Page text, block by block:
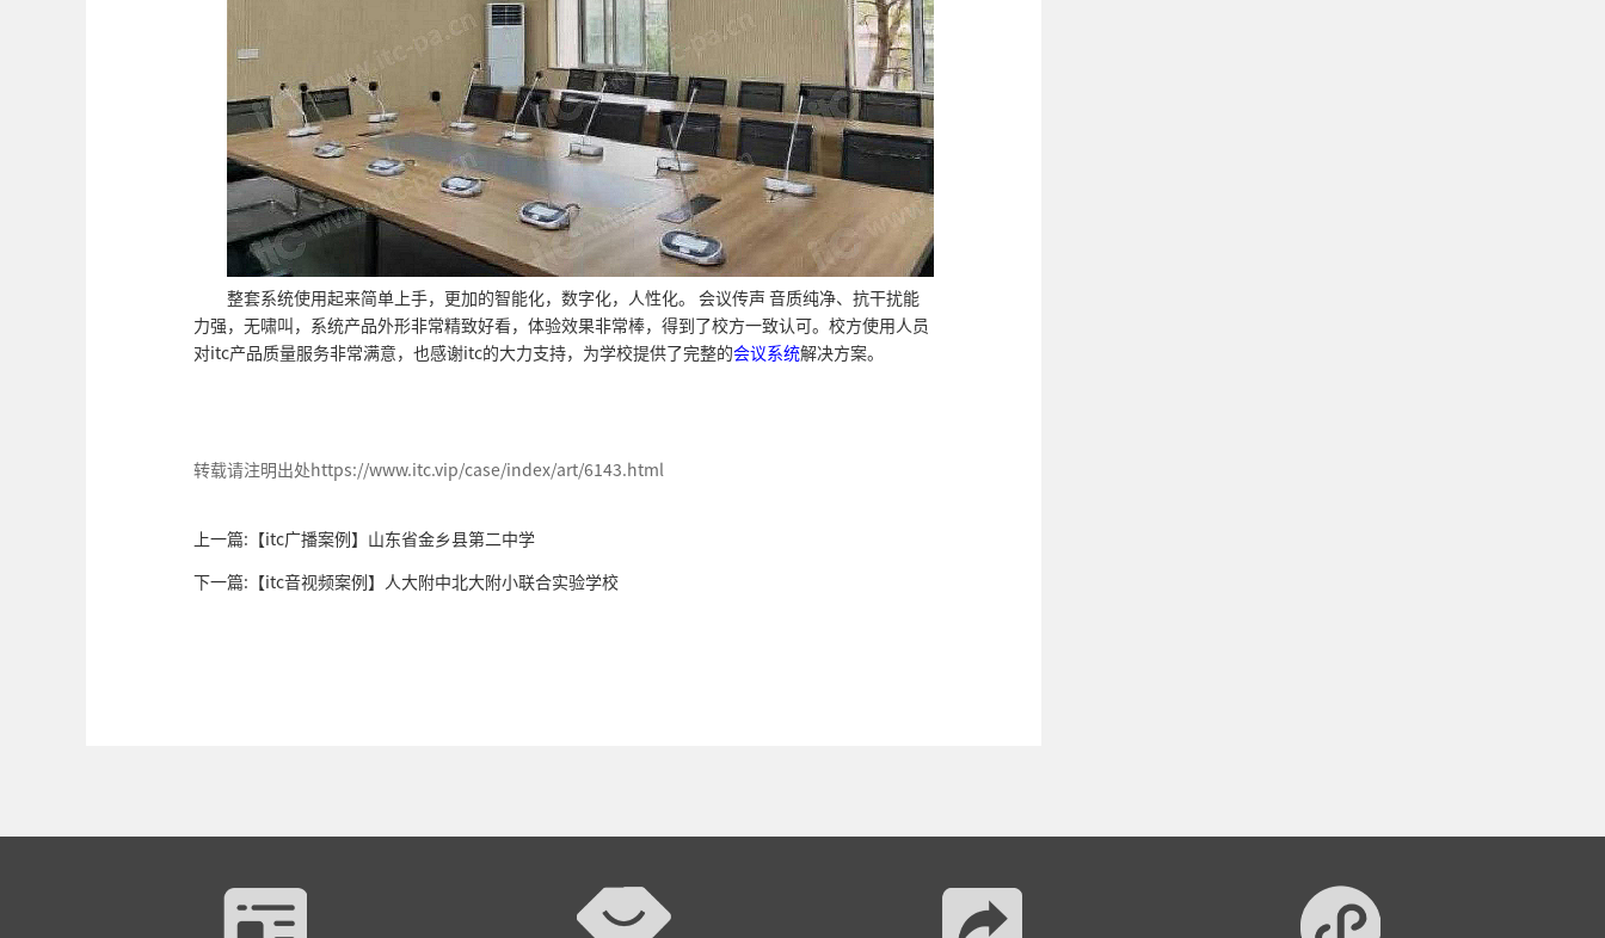
整套系统使用起来简单上手，更加的智能化，数字化，人性化。 会议传声 音质纯净、抗干扰能
力强，无啸叫，系统产品外形非常精致好看，体验效果非常棒，得到了校方一致认可。校方使用人员
对itc产品质量服务非常满意，也感谢itc的大力支持，为学校提供了完整的会议系统解决方案。
转载请注明出处https://www.itc.vip/case/index/art/6143.html
上一篇:【itc广播案例】山东省金乡县第二中学
下一篇:【itc音视频案例】人大附中北大附小联合实验学校